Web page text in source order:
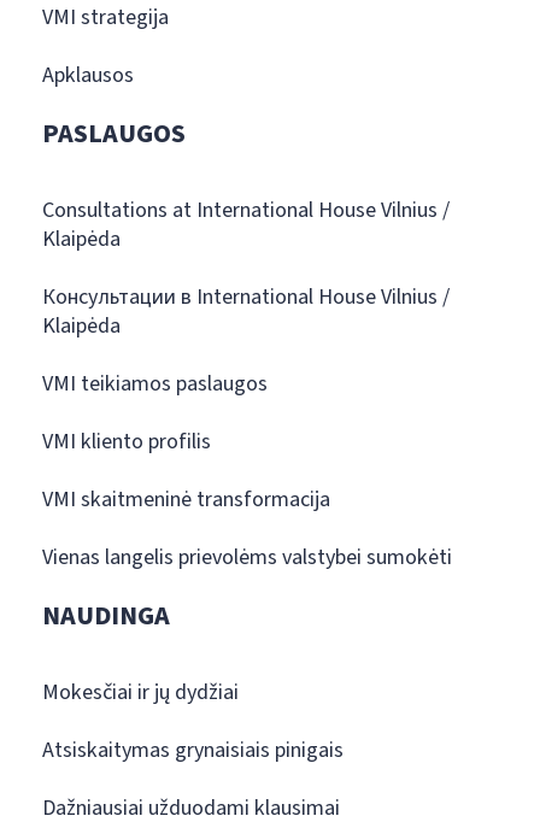
VMI strategija
Apklausos
PASLAUGOS
Consultations at International House Vilnius /
Klaipėda
Консультации в International House Vilnius /
Klaipėda
VMI teikiamos paslaugos
VMI kliento profilis
VMI skaitmeninė transformacija
Vienas langelis prievolėms valstybei sumokėti
NAUDINGA
Mokesčiai ir jų dydžiai
Atsiskaitymas grynaisiais pinigais
Dažniausiai užduodami klausimai